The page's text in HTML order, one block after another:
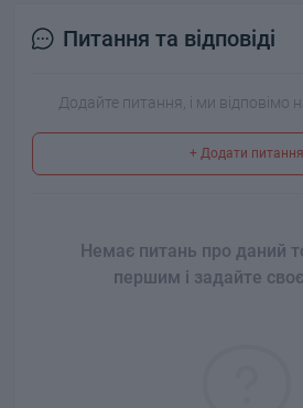
Питання та відповіді
Додайте питання, і ми
+ Додати питання
Немає питань про даний
першим і задайте